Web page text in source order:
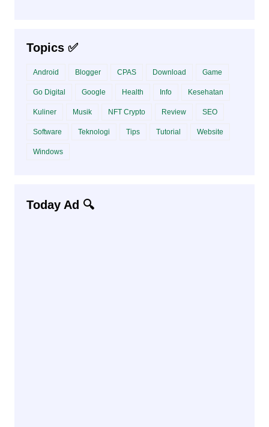
Topics ✅
Android Blogger CPAS Download Game
Go Digital Google Health Info Kesehatan
Kuliner Musik NFT Crypto Review SEO
Software Teknologi Tips Tutorial Website
Windows
Today Ad 🔍